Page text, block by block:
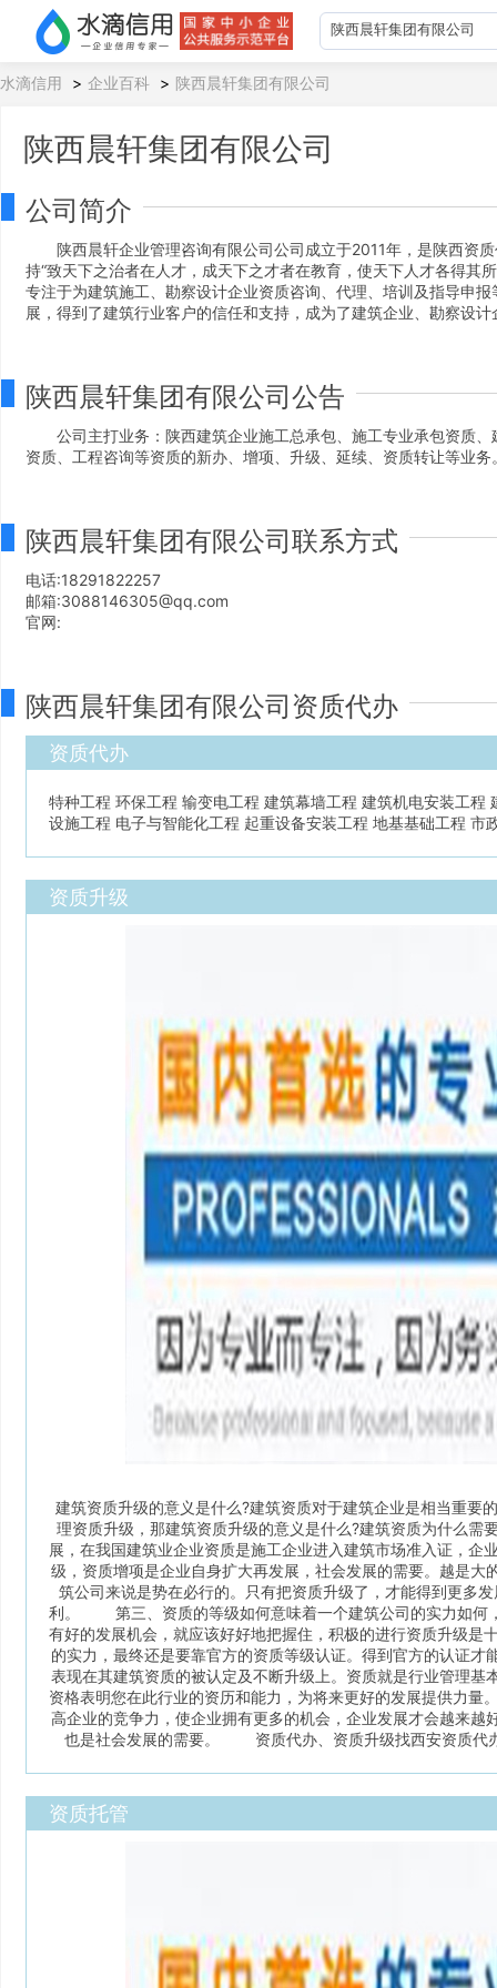
水滴信用 > 企业百科 > 陕西晨轩集团有限公司
陕西晨轩集团有限公司
公司简介
陕西晨轩企业管理咨询有限公司公司成立于2011年，是陕西资
持“致天下之治者在人才，成天下之才者在教育，使天下人才各得其
专注于为建筑施工、勘察设计企业资质咨询、代理、培训及指导申
展，得到了建筑行业客户的信任和支持，成为了建筑企业、勘察设
陕西晨轩集团有限公司公告
公司主打业务：陕西建筑企业施工总承包、施工专业承包资质
资质、工程咨询等资质的新办、增项、升级、延续、资质转让等业务
陕西晨轩集团有限公司联系方式
电话:18291822257
邮箱:3088146305@qq.com
官网:
陕西晨轩集团有限公司资质代办
资质代办
特种工程 环保工程 输变电工程 建筑幕墙工程 建筑机电安装工
设施工程 电子与智能化工程 起重设备安装工程 地基基础工程 市
资质升级
建筑资质升级的意义是什么?建筑资质对于建筑企业是相当重要
理资质升级，那建筑资质升级的意义是什么?建筑资质为什么
展，在我国建筑业企业资质是施工企业进入建筑市场准入证
级，资质增项是企业自身扩大再发展，社会发展的需要。越是
筑公司来说是势在必行的。只有把资质升级了，才能得到更多
利。 第三、资质的等级如何意味着一个建筑公司的实力如何
有好的发展机会，就应该好好地把握住，积极的进行资质升级
的实力，最终还是要靠官方的资质等级认证。得到官方的认证
表现在其建筑资质的被认定及不断升级上。资质就是行业管理
资格表明您在此行业的资历和能力，为将来更好的发展提供
高企业的竞争力，使企业拥有更多的机会，企业发展才会越来
也是社会发展的需要。 资质代办、资质升级找西安资质代
资质托管